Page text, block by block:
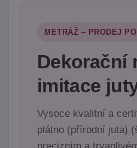
METRÁŽ – PRODEJ
Dekorační
imitace
Vysoce kvalitní a
plátno (přírodní juta)